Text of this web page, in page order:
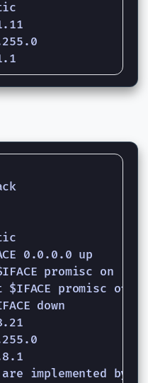
0.0.0.0 up
promisc on
$IFACE promisc off
down
implemented by